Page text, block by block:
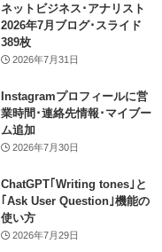
ネットビジネス･アナリスト
2026年7月ブログ･スライド
389枚
2026年7月31日
Instagramプロフィールに営
業時間･連絡先情報･マイブー
ム追加
2026年7月30日
ChatGPT｢Writing tones｣と
｢Ask User Question｣機能の
使い方
2026年7月29日